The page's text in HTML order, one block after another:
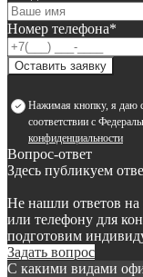
Номер телефона*
Оставить заявку
Нажимая кнопку, я даю
соответствии с
конфиденциальности
Вопрос-ответ
Здесь публикуем
Не нашли ответов на
или телефону для
подготовим
Задать вопрос
С какими видами